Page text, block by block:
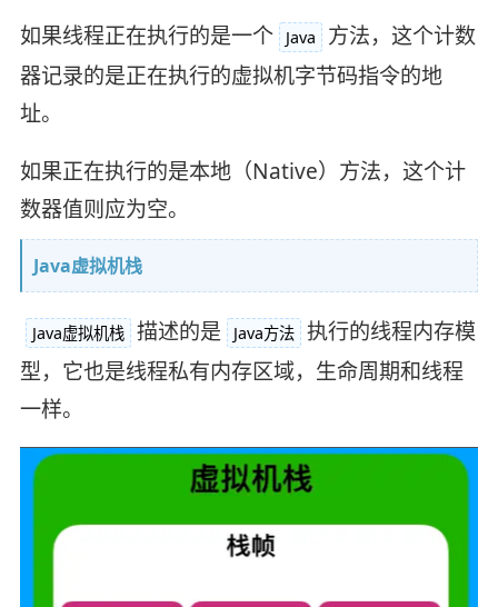
如果线程正在执行的是一个 Java
方法，这个计数
器记录的是正在执行的虚拟机字节码指令的地
址。
如果正在执行的是本地（Native）方法，这个计
数器值则应为空。
Java虚拟机栈
Java虚拟机栈 描述的是 Java方法 执行的线程内存模
型，它也是线程私有内存区域，生命周期和线程
一样。